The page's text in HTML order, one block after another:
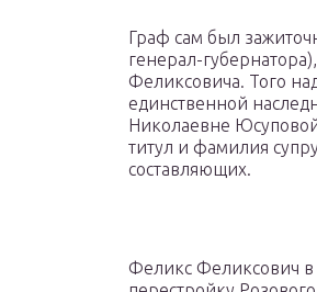
Граф сам был
генерал-
Феликсовича. Того
единственной
Николаевне
титул и фамилия
составляющих.
Феликс Феликсович в